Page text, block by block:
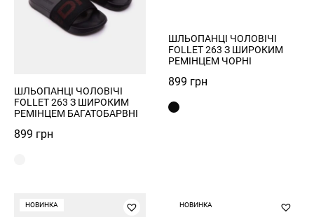
ШЛЬОПАНЦІ ЧОЛОВІЧІ
FOLLET 263 З ШИРОКИМ
РЕМІНЦЕМ БАГАТОБАРВНІ
899 грн
ШЛЬОПАНЦІ ЧОЛОВІЧІ
FOLLET 263 З ШИРОКИМ
РЕМІНЦЕМ ЧОРНІ
899 грн
НОВИНКА НОВИНКА
РЕЄСТРАЦІЯ